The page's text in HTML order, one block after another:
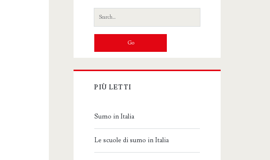
Search
for:
PIÙ LETTI
Sumo in Italia
Le scuole di sumo in Italia